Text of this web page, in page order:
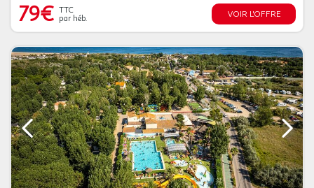
79€ TTC
par héb.
VOIR L'OFFRE